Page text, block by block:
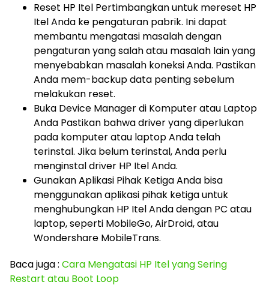
Reset HP Itel Pertimbangkan untuk mereset HP
Itel Anda ke pengaturan pabrik. Ini dapat
membantu mengatasi masalah dengan
pengaturan yang salah atau masalah lain yang
menyebabkan masalah koneksi Anda. Pastikan
Anda mem-backup data penting sebelum
melakukan reset.
Buka Device Manager di Komputer atau Laptop
Anda Pastikan bahwa driver yang diperlukan
pada komputer atau laptop Anda telah
terinstal. Jika belum terinstal, Anda perlu
menginstal driver HP Itel Anda.
Gunakan Aplikasi Pihak Ketiga Anda bisa
menggunakan aplikasi pihak ketiga untuk
menghubungkan HP Itel Anda dengan PC atau
laptop, seperti MobileGo, AirDroid, atau
Wondershare MobileTrans.
Baca juga : Cara Mengatasi HP Itel yang Sering
Restart atau Boot Loop